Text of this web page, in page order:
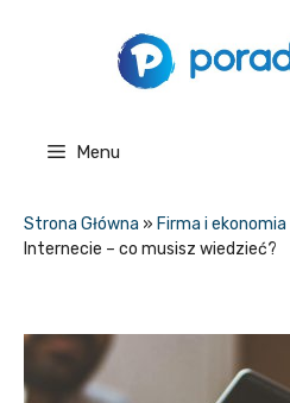
Menu
Strona Główna » Firma i ekonomia
Internecie – co musisz wiedzieć?